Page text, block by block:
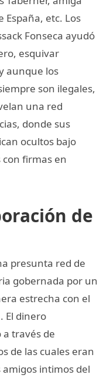
España, etc. Los
Fonseca ayudó
esquivar
aunque los
son ilegales,
una red
donde sus
ocultos bajo
con firmas en
de
presunta red de
gobernada por un
estrecha con el
El dinero
través de
de las cuales eran
intimos del